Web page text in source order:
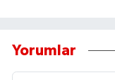
Yorumlar